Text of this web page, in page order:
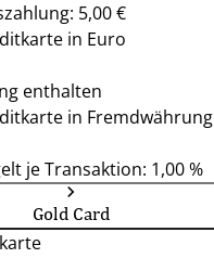
5,00 €
in Euro
enthalten
in Fremdwährung
je Transaktion: 1,00 %
Gold Card